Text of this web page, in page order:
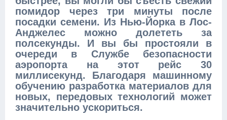
помидор через три минуты после
посадки семени. Из Нью-Йорка в Лос-
Анджелес можно долететь за
полсекунды. И вы бы простояли в
очереди в Службе безопасности
аэропорта на этот рейс 30
миллисекунд. Благодаря машинному
обучению разработка материалов для
новых, передовых технологий может
значительно ускориться.